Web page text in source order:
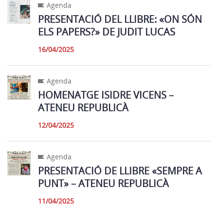
Agenda
PRESENTACIÓ DEL LLIBRE: «ON SÓN
ELS PAPERS?» DE JUDIT LUCAS
16/04/2025
Agenda
HOMENATGE ISIDRE VICENS –
ATENEU REPUBLICÀ
12/04/2025
Agenda
PRESENTACIÓ DE LLIBRE «SEMPRE A
PUNT» – ATENEU REPUBLICÀ
11/04/2025